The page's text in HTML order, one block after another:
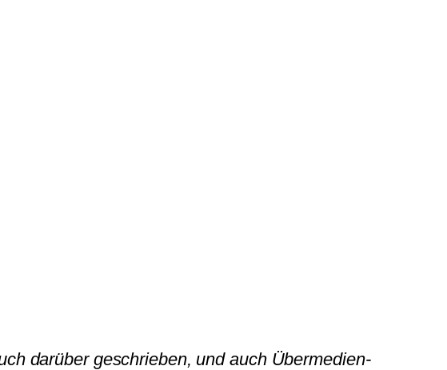
darüber geschrieben, und auch Übermedien-